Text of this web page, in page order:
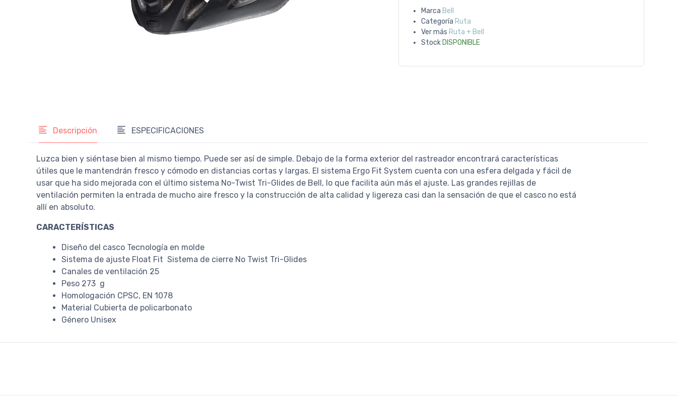
Marca Bell
Categoría Ruta
Ver más Ruta + Bell
Stock DISPONIBLE
Descripción ESPECIFICACIONES
Luzca bien y siéntase bien al mismo tiempo. Puede ser así de simple. Debajo de la forma exterior del rastreador encontrará características
útiles que le mantendrán fresco y cómodo en distancias cortas y largas. El sistema Ergo Fit System cuenta con una esfera delgada y fácil de
usar que ha sido mejorada con el último sistema No-Twist Tri-Glides de Bell, lo que facilita aún más el ajuste. Las grandes rejillas de
ventilación permiten la entrada de mucho aire fresco y la construcción de alta calidad y ligereza casi dan la sensación de que el casco no está
allí en absoluto.
CARACTERÍSTICAS
Diseño del casco Tecnología en molde
Sistema de ajuste Float Fit Sistema de cierre No Twist Tri-Glides
Canales de ventilación 25
Peso 273 g
Homologación CPSC, EN 1078
Material Cubierta de policarbonato
Género Unisex